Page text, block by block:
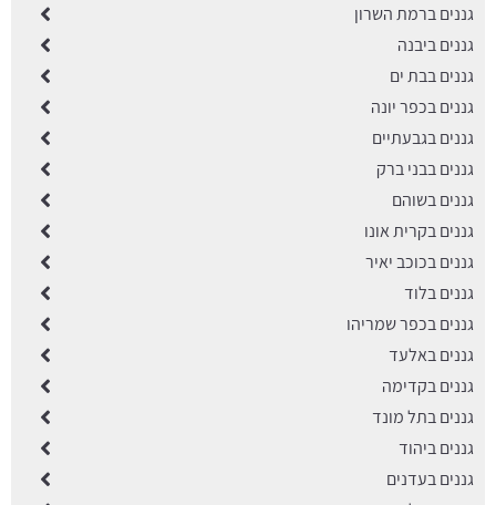
גננים ברמת השרון
גננים ביבנה
גננים בבת ים
גננים בכפר יונה
גננים בגבעתיים
גננים בבני ברק
גננים בשוהם
גננים בקרית אונו
גננים בכוכב יאיר
גננים בלוד
גננים בכפר שמריהו
גננים באלעד
גננים בקדימה
גננים בתל מונד
גננים ביהוד
גננים בעדנים